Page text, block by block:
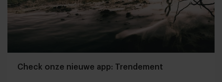
Check onze nieuwe app: Trendement